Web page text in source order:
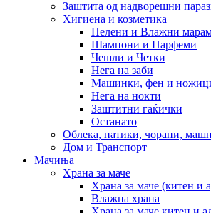
Заштита од надворешни
Хигиена и козметика
Пелени и Влажни
Шампони и Парфеми
Чешли и Четки
Нега на заби
Машинки, фен и
Нега на нокти
Заштитни гаќички
Останато
Облека, патики, чорапи,
Дом и Транспорт
Мачиња
Храна за маче
Храна за маче (китен и
Влажна храна